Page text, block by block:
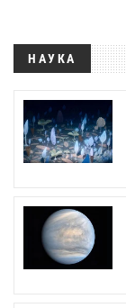
НАУКА